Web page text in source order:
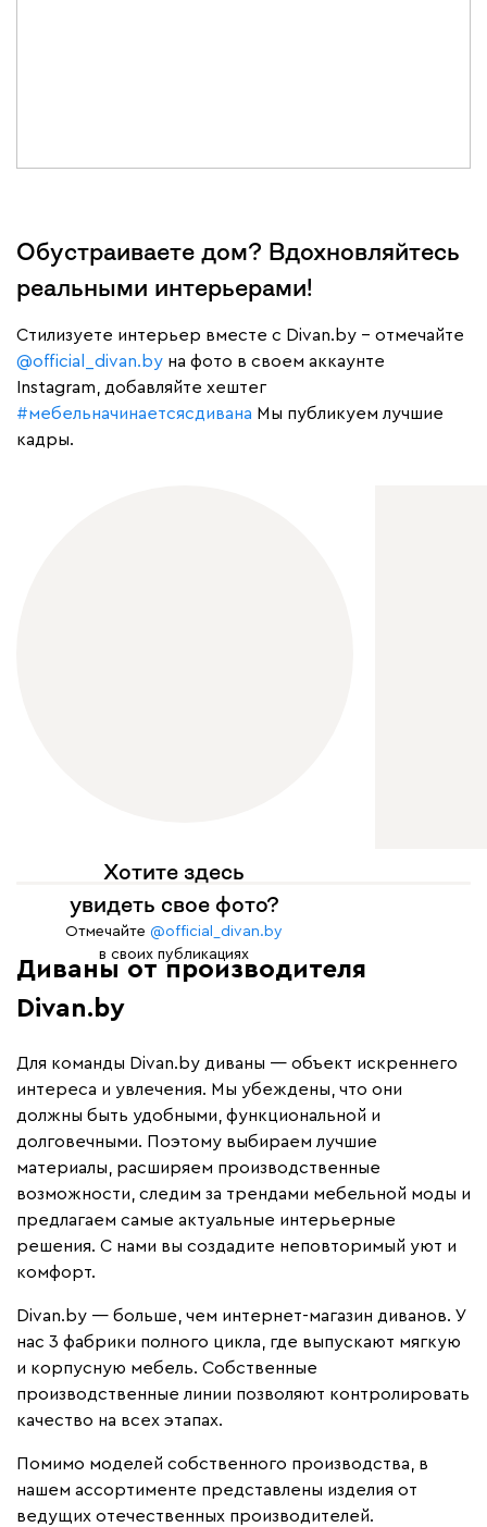
Обустраиваете дом? Вдохновляйтесь
реальными интерьерами!
Cтилизуете интерьер вместе с Divan.by – отмечайте
@official_divan.by на фото в своем аккаунте
Instagram, добавляйте хештег
#мебельначинаетсясдивана Мы публикуем лучшие
кадры.
Хотите здесь
увидеть свое фото?
Отмечайте @official_divan.by
в своих публикациях
Диваны от производителя
Divan.by
Для команды Divan.by диваны — объект искреннего
интереса и увлечения. Мы убеждены, что они
должны быть удобными, функциональной и
долговечными. Поэтому выбираем лучшие
материалы, расширяем производственные
возможности, следим за трендами мебельной моды и
предлагаем самые актуальные интерьерные
решения. С нами вы создадите неповторимый уют и
комфорт.
Divan.by — больше, чем интернет-магазин диванов. У
нас 3 фабрики полного цикла, где выпускают мягкую
и корпусную мебель. Собственные
производственные линии позволяют контролировать
качество на всех этапах.
Помимо моделей собственного производства, в
нашем ассортименте представлены изделия от
ведущих отечественных производителей.